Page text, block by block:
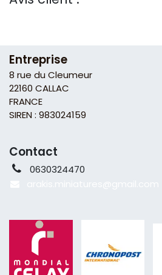
Entreprise
8 rue du Cleumeur
22160 CALLAC
FRANCE
SIREN : 983024159
Contact
0630324470